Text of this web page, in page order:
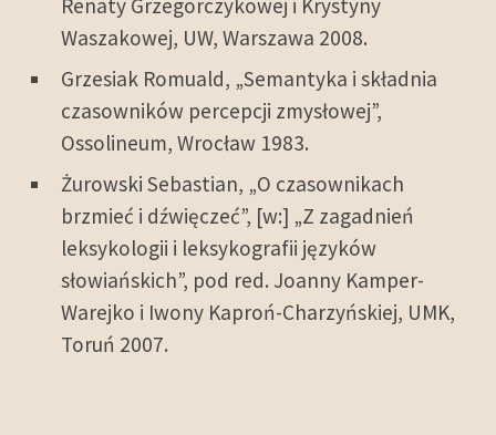
Renaty Grzegorczykowej i Krystyny
Waszakowej, UW, Warszawa 2008.
Grzesiak Romuald, „Semantyka i składnia
czasowników percepcji zmysłowej”,
Ossolineum, Wrocław 1983.
Żurowski Sebastian, „O czasownikach
brzmieć i dźwięczeć”, [w:] „Z zagadnień
leksykologii i leksykografii języków
słowiańskich”, pod red. Joanny Kamper-
Warejko i Iwony Kaproń-Charzyńskiej, UMK,
Toruń 2007.